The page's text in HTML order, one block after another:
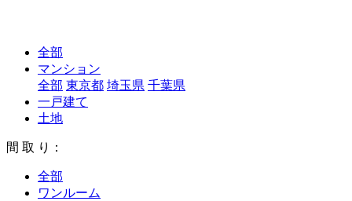
全部
マンション
全部 東京都 埼玉県 千葉県
一戸建て
土地
間 取 り：
全部
ワンルーム